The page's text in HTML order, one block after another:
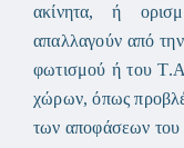
ακίνητα, ή
απαλλαγούν από την
φωτισμού ή του
χώρων, όπως
των αποφάσεων του